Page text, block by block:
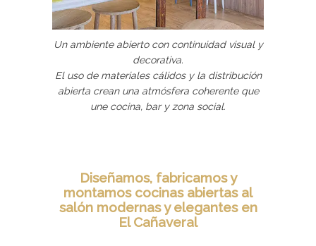
Un ambiente abierto con continuidad visual y
decorativa.
El uso de materiales cálidos y la distribución
abierta crean una atmósfera coherente que
une cocina, bar y zona social.
Diseñamos, fabricamos y
montamos cocinas abiertas al
salón modernas y elegantes en
El Cañaveral